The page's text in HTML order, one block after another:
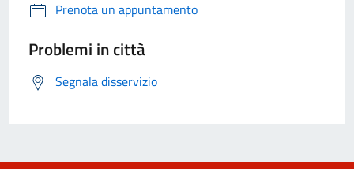
Prenota un appuntamento
Problemi in città
Segnala disservizio